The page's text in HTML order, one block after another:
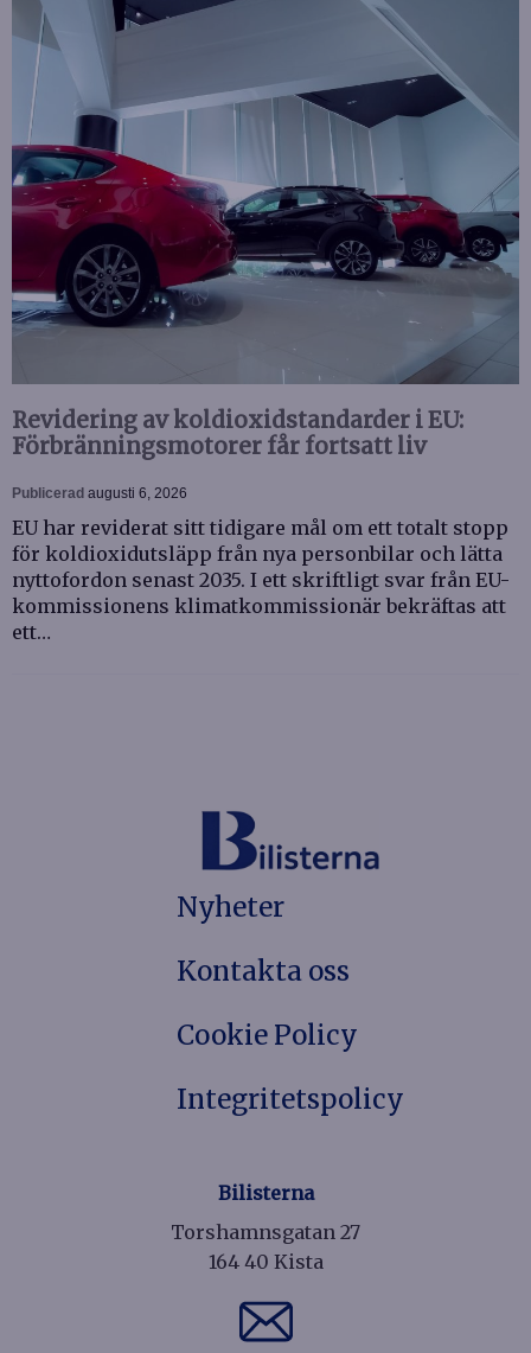
Revidering av koldioxidstandarder i EU:
Förbränningsmotorer får fortsatt liv
Publicerad augusti 6, 2026
EU har reviderat sitt tidigare mål om ett totalt stopp
för koldioxidutsläpp från nya personbilar och lätta
nyttofordon senast 2035. I ett skriftligt svar från EU-
kommissionens klimatkommissionär bekräftas att
ett…
Nyheter
Kontakta oss
Cookie Policy
Integritetspolicy
Bilisterna
Torshamnsgatan 27
164 40 Kista